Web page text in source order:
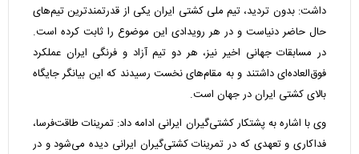
داشت: بدون تردید، تیم ملی کشتی ایران یکی از قدرتمندترین تیم‌های
حال حاضر دنیاست و در هر رویدادی این موضوع را ثابت کرده است.
در مسابقات جهانی اخیر نیز، هر دو تیم آزاد و فرنگی ایران عملکرد
فوق‌العاده‌ای داشتند و به مقام‌های نخست رسیدند که این بیانگر جایگاه
بالای کشتی ایران در جهان است.
وی با اشاره به پشتکار کشتی‌گیران ایرانی ادامه داد: تمرینات طاقت‌فرسا،
فداکاری و تعهدی که در تمرینات کشتی‌گیران ایرانی دیده می‌شود و در